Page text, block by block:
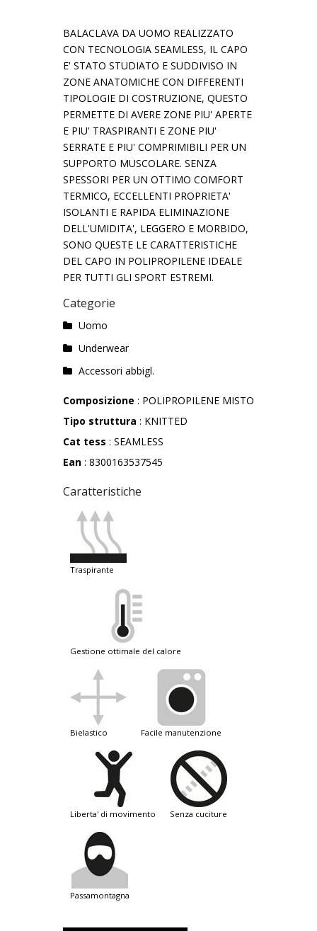
BALACLAVA DA UOMO REALIZZATO
CON TECNOLOGIA SEAMLESS, IL CAPO
E' STATO STUDIATO E SUDDIVISO IN
ZONE ANATOMICHE CON DIFFERENTI
TIPOLOGIE DI COSTRUZIONE, QUESTO
PERMETTE DI AVERE ZONE PIU' APERTE
E PIU' TRASPIRANTI E ZONE PIU'
SERRATE E PIU' COMPRIMIBILI PER UN
SUPPORTO MUSCOLARE. SENZA
SPESSORI PER UN OTTIMO COMFORT
TERMICO, ECCELLENTI PROPRIETA'
ISOLANTI E RAPIDA ELIMINAZIONE
DELL'UMIDITA', LEGGERO E MORBIDO,
SONO QUESTE LE CARATTERISTICHE
DEL CAPO IN POLIPROPILENE IDEALE
PER TUTTI GLI SPORT ESTREMI.
Categorie
Uomo
Underwear
Accessori abbigl.
Composizione : POLIPROPILENE MISTO
Tipo struttura : KNITTED
Cat tess : SEAMLESS
Ean : 8300163537545
Caratteristiche
traspirante
gestione ottimale del calore
bielastico facile manutenzione
liberta' di movimento senza cuciture
passamontagna